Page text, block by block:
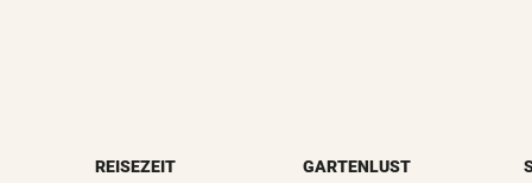
REISEZEIT GARTENLUST